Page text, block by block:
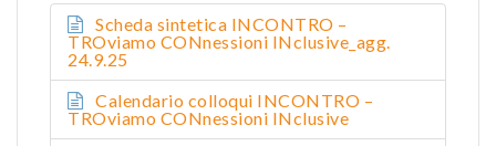
Scheda sintetica INCONTRO –
TROviamo CONnessioni INclusive_agg.
24.9.25
Calendario colloqui INCONTRO –
TROviamo CONnessioni INclusive